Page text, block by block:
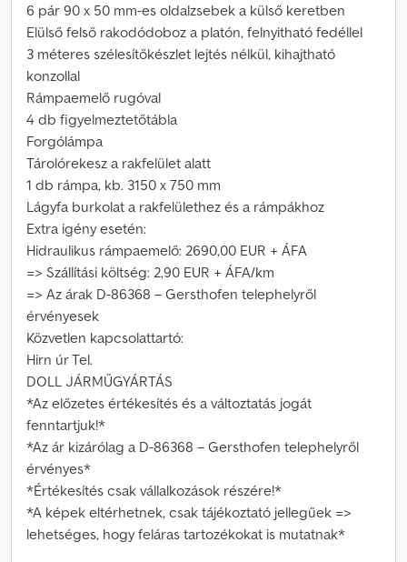
6 pár 90 x 50 mm-es oldalzsebek a külső keretben
Elülső felső rakodódoboz a platón, felnyitható fedéllel
3 méteres szélesítőkészlet lejtés nélkül, kihajtható
konzollal
Rámpaemelő rugóval
4 db figyelmeztetőtábla
Forgólámpa
Tárolórekesz a rakfelület alatt
1 db rámpa, kb. 3150 x 750 mm
Lágyfa burkolat a rakfelülethez és a rámpákhoz
Extra igény esetén:
Hidraulikus rámpaemelő: 2690,00 EUR + ÁFA
=> Szállítási költség: 2,90 EUR + ÁFA/km
=> Az árak D-86368 – Gersthofen telephelyről
érvényesek
Közvetlen kapcsolattartó:
Hirn úr Tel.
DOLL JÁRMŰGYÁRTÁS
*Az előzetes értékesítés és a változtatás jogát
fenntartjuk!*
*Az ár kizárólag a D-86368 – Gersthofen telephelyről
érvényes*
*Értékesítés csak vállalkozások részére!*
*A képek eltérhetnek, csak tájékoztató jellegűek =>
lehetséges, hogy feláras tartozékokat is mutatnak*